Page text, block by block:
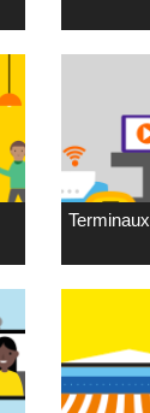
Terminaux